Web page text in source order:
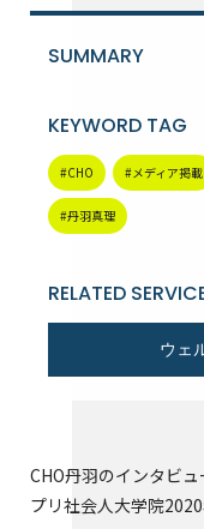
SUMMARY
KEYWORD TAG
#CHO #メディア掲載
#丹羽真理
RELATED
ウェ
CHO丹羽のインタビ
プリ社会人大学院